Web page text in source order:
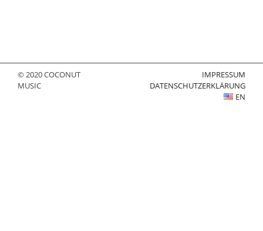
© 2020 COCONUT
MUSIC
IMPRESSUM
DATENSCHUTZERKLÄRUNG
EN